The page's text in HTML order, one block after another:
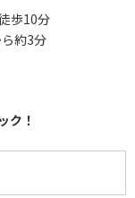
歩10分
約3分
ク！